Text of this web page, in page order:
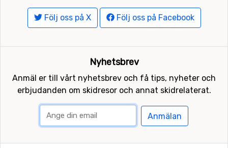
Följ oss på X Följ oss på Facebook
Nyhetsbrev
Anmäl er till vårt nyhetsbrev och få tips, nyheter och
erbjudanden om skidresor och annat skidrelaterat.
Anmälan